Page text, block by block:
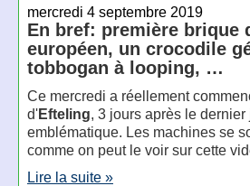
mercredi 4 septembre 2019
En bref: première brique
européen, un crocodile
tobbogan à looping, …
Ce mercredi a réellement
d'Efteling, 3 jours après le
emblématique. Les machines se
comme on peut le voir sur cette
Lire la suite »